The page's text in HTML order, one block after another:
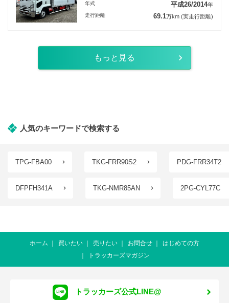
年式 平成26/2014年
走行距離 69.1万km (実走行距離)
もっと見る
人気のキーワードで検索する
TPG-FBA00 TKG-FRR90S2 PDG-FRR34T2
DFPFH341A TKG-NMR85AN 2PG-CYL77C
ホーム 買いたい 売りたい お問合せ
はじめての方
トラッカーズマガジン
トラッカーズ公式LINE@